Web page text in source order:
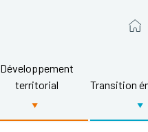
Développement
territorial
Transition